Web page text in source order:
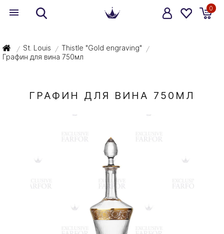
0
/ St. Louis / Thistle "Gold engraving" /
Графин для вина 750мл
ГРАФИН ДЛЯ ВИНА 750МЛ